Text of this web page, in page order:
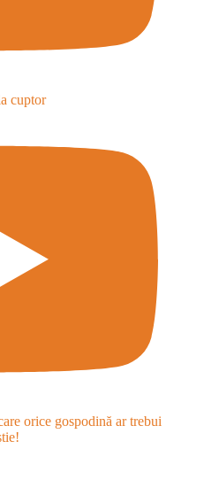
cuptor
orice gospodină ar trebui